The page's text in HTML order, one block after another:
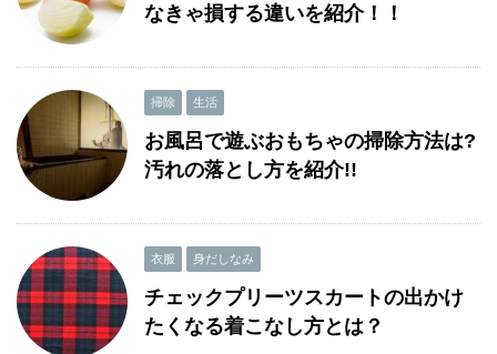
なきゃ損する違いを紹介！！
掃除 生活
お風呂で遊ぶおもちゃの掃除方法は?
汚れの落とし方を紹介!!
衣服 身だしなみ
チェックプリーツスカートの出かけ
たくなる着こなし方とは？